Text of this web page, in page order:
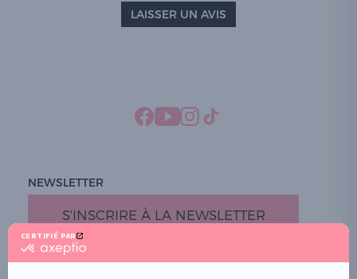
CERTIFIÉ PAR
certifié
LAISSER UN AVIS
NEWSLETTER
S'INSCRIRE À LA NEWSLETTER